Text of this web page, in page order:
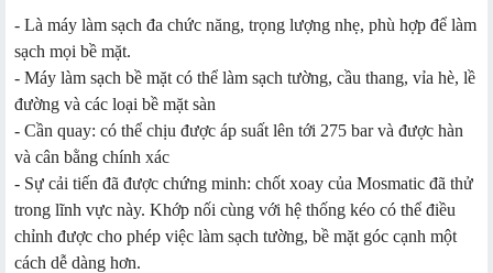
- Là máy làm sạch đa chức năng, trọng lượng nhẹ, phù hợp để làm
sạch mọi bề mặt.
- Máy làm sạch bề mặt có thể làm sạch tường, cầu thang, vỉa hè, lề
đường và các loại bề mặt sàn
- Cần quay: có thể chịu được áp suất lên tới 275 bar và được hàn
và cân bằng chính xác
- Sự cải tiến đã được chứng minh: chốt xoay của Mosmatic đã thử
trong lĩnh vực này. Khớp nối cùng với hệ thống kéo có thể điều
chỉnh được cho phép việc làm sạch tường, bề mặt góc cạnh một
cách dễ dàng hơn.